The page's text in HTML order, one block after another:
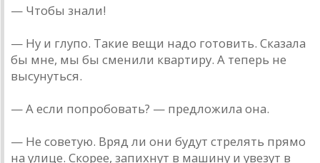
— Чтобы знали!
— Ну и глупо. Такие вещи надо готовить. Сказала
бы мне, мы бы сменили квартиру. А теперь не
высунуться.
— А если попробовать? — предложила она.
— Не советую. Вряд ли они будут стрелять прямо
на улице. Скорее, запихнут в машину и увезут в